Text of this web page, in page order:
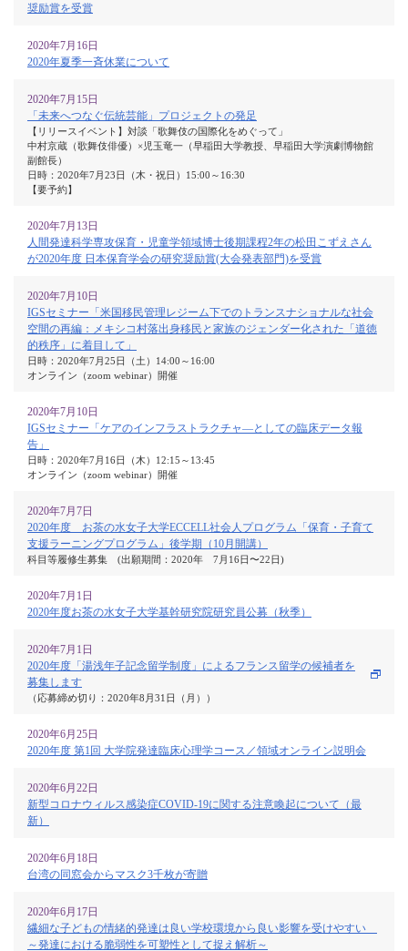
奨励賞を受賞
2020年7月16日
2020年夏季一斉休業について
2020年7月15日
「未来へつなぐ伝統芸能」プロジェクトの発足
【リリースイベント】対談「歌舞伎の国際化をめぐって」
中村京蔵（歌舞伎俳優）×児玉竜一（早稲田大学教授、早稲田大学演劇博物館
副館長）
日時：2020年7月23日（木・祝日）15:00～16:30
【要予約】
2020年7月13日
人間発達科学専攻保育・児童学領域博士後期課程2年の松田こずえさん
が2020年度 日本保育学会の研究奨励賞(大会発表部門)を受賞
2020年7月10日
IGSセミナー「米国移民管理レジーム下でのトランスナショナルな社会
空間の再編：メキシコ村落出身移民と家族のジェンダー化された「道徳
的秩序」に着目して」
日時：2020年7月25日（土）14:00～16:00
オンライン（zoom webinar）開催
2020年7月10日
IGSセミナー「ケアのインフラストラクチャ―としての臨床データ報
告」
日時：2020年7月16日（木）12:15～13:45
オンライン（zoom webinar）開催
2020年7月7日
2020年度 お茶の水女子大学ECCELL社会人プログラム「保育・子育て
支援ラーニングプログラム」後学期（10月開講）
科目等履修生募集 (出願期間：2020年 7月16日〜22日)
2020年7月1日
2020年度お茶の水女子大学基幹研究院研究員公募（秋季）
2020年7月1日
2020年度「湯浅年子記念留学制度」によるフランス留学の候補者を
募集します
（応募締め切り：2020年8月31日（月））
2020年6月25日
2020年度 第1回 大学院発達臨床心理学コース／領域オンライン説明会
2020年6月22日
新型コロナウィルス感染症COVID-19に関する注意喚起について（最
新）
2020年6月18日
台湾の同窓会からマスク3千枚が寄贈
2020年6月17日
繊細な子どもの情緒的発達は良い学校環境から良い影響を受けやすい
～発達における脆弱性を可塑性として捉え解析～